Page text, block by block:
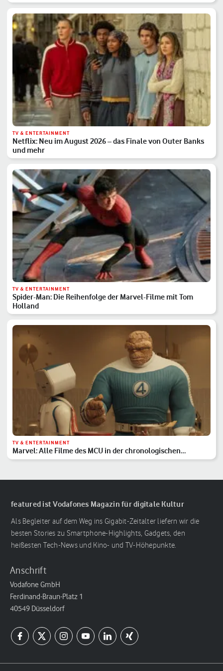
TV & ENTERTAINMENT
Netflix: Neu im August 2026 – das Finale von Outer Banks
und mehr
TV & ENTERTAINMENT
Spider-Man: Die Reihenfolge der Marvel-Filme mit Tom
Holland
TV & ENTERTAINMENT
Marvel: Alle Filme des MCU in der chronologischen
Reihenfolge
featured ist Vodafones Magazin für digitale Kultur
Als Begleiter auf dem Weg ins Gigabit-Zeitalter liefern wir die
besten Stories zu Smartphone-Highlights, Gadgets, den
heißesten Tech-News und Kino- und TV-Höhepunkte.
Anschrift
Vodafone GmbH
Ferdinand-Braun-Platz 1
40549 Düsseldorf